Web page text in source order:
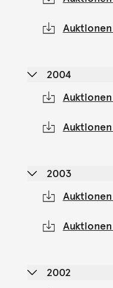
2004
Auktionen
2003
Auktionen
2002